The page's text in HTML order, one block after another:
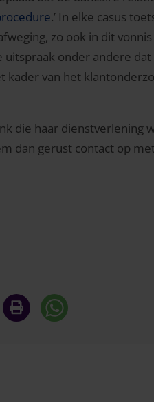
.’ In elke casus
zo ook in dit
onder andere
kader van het
die haar dienstverlening
dan gerust contact op